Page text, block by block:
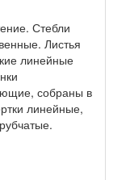
Стебли
Листья
линейные
собраны в
линейные,